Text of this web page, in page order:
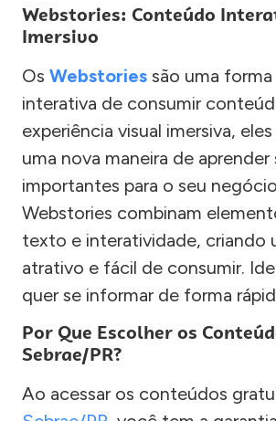
Webstories: Conteúdo
Imersivo
Os Webstories são uma
interativa de consumir
experiência visual imersiva,
uma nova maneira de
importantes para o seu
Webstories combinam
texto e interatividade, criando
atrativo e fácil de consumir.
quer se informar de forma
Por Que Escolher os
Sebrae/PR?
Ao acessar os conteúdos